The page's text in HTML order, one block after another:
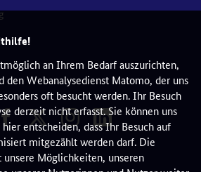
an Ihrem Bedarf auszurichten,
den Webanalysedienst Matomo, der uns
oft besucht werden. Ihr Besuch
derzeit nicht erfasst. Sie können uns
entscheiden, dass Ihr Besuch auf
mitgezählt werden darf. Die
unsere Möglichkeiten, unseren